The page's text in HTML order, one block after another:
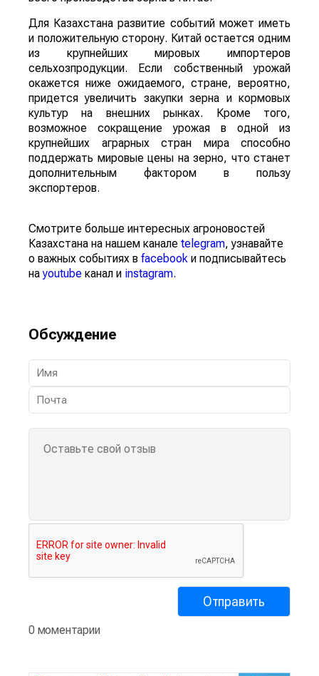
Для Казахстана развитие событий может иметь
и положительную сторону. Китай остается одним
из крупнейших мировых импортеров
сельхозпродукции. Если собственный урожай
окажется ниже ожидаемого, стране, вероятно,
придется увеличить закупки зерна и кормовых
культур на внешних рынках. Кроме того,
возможное сокращение урожая в одной из
крупнейших аграрных стран мира способно
поддержать мировые цены на зерно, что станет
дополнительным фактором в пользу
экспортеров.
Смотрите больше интересных агроновостей
Казахстана на нашем канале telegram, узнавайте
о важных событиях в facebook и подписывайтесь
наyoutube канал и instagram.
Обсуждение
0 моментарии